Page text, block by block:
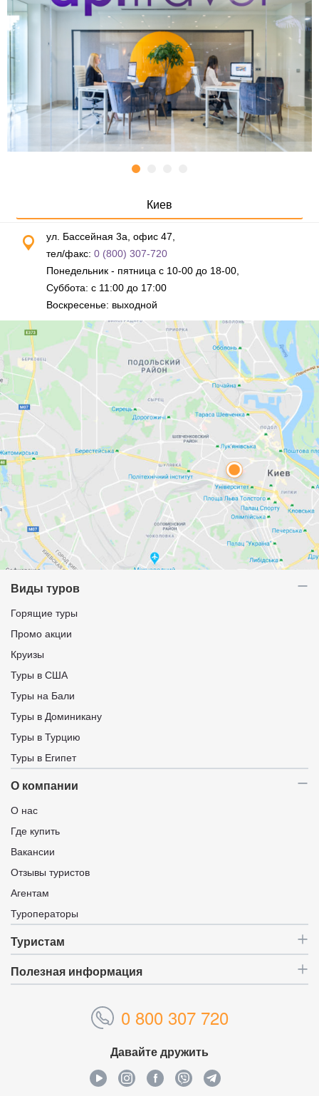
Киев
ул. Бассейная 3а, офис 47,
тел/факс: 0 (800) 307-720
Понедельник - пятница с 10-00 до 18-00,
Суббота: с 11:00 до 17:00
Воскресенье: выходной
Виды туров
Горящие туры
Промо акции
Круизы
Туры в США
Туры на Бали
Туры в Доминикану
Туры в Турцию
Туры в Египет
О компании
О нас
Где купить
Вакансии
Отзывы туристов
Агентам
Туроператоры
Туристам
Полезная информация
0 800 307 720
Давайте дружить